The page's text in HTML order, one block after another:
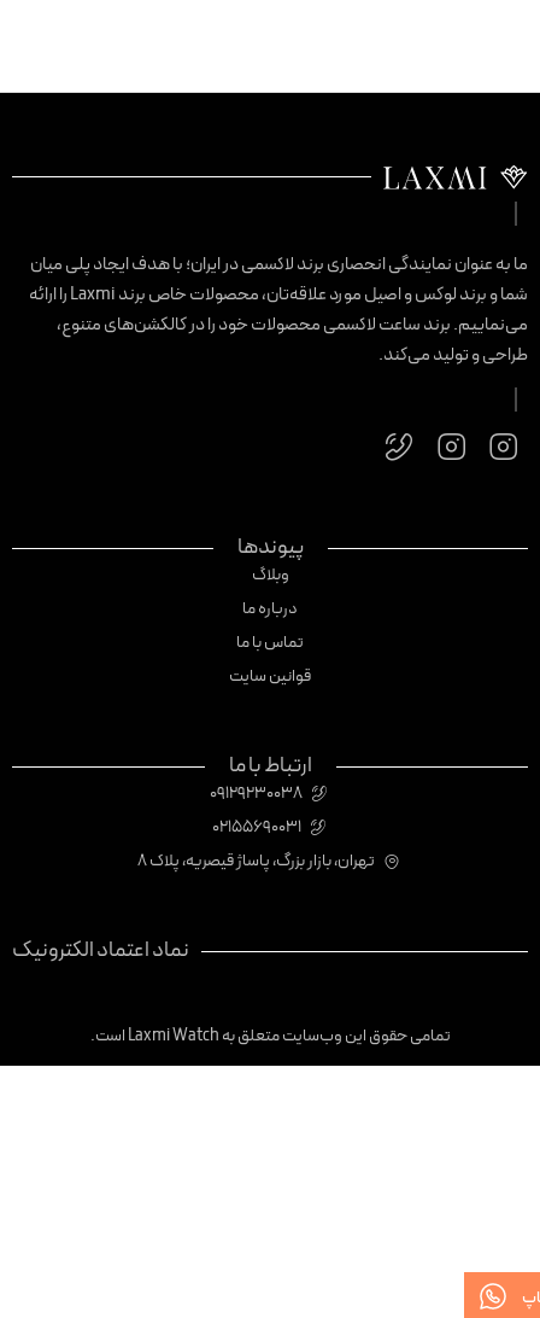
به عنوان نمایندگی انحصاری برند لاکسمی در ایران؛ با هدف ایجاد پلی میان
شما و برند لوکس و اصیل مورد علاقه‌تان، محصولات خاص برند Laxmi را ارائه
برند ساعت لاکسمی محصولات خود را در کالکشن‌های متنوع،
و تولید می‌کند.
پیوندها
وبلاگ
درباره ما
تماس با ما
قوانین سایت
ارتباط با ما
09129230038
02155690031
تهران، بازار بزرگ، پاساژ قیصریه، پلاک 8
نماد اعتماد الکترونیک
تمامی حقوق این وب‌سایت متعلق به Laxmi Watch است.